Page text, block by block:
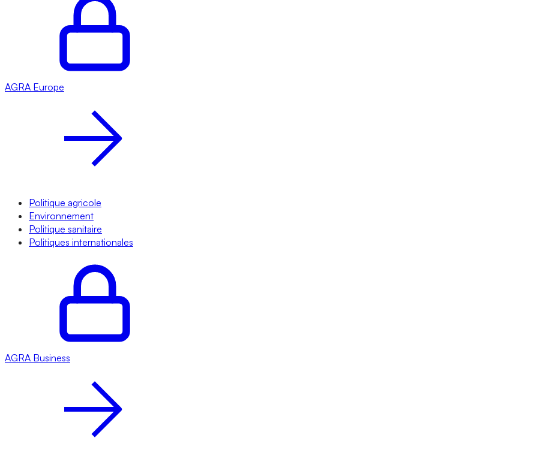
AGRA Europe
Politique agricole
Environnement
Politique sanitaire
Politiques internationales
AGRA Business